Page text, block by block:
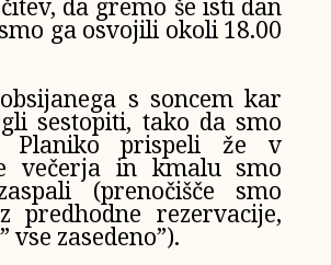
ga osvojili okoli 18.00
s soncem kar
sestopiti, tako da smo
Planiko prispeli že v
večerja in kmalu smo
(prenočišče smo
predhodne rezervacije,
vse zasedeno”).